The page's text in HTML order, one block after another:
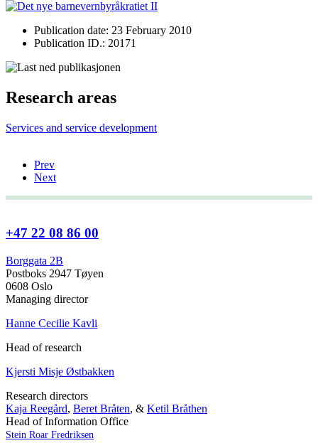
Publication date: 23 February 2010
Publication ID.: 20171
Research areas
Services and service development
Prev
Next
+47 22 08 86 00
Borggata 2B
Postboks 2947 Tøyen
0608 Oslo
Managing director
Hanne Cecilie Kavli
Head of research
Kjersti Misje Østbakken
Research directors
Kaja Reegård, Beret Bråten, & Ketil Bråthen
Head of Information Office
Stein Roar Fredriksen